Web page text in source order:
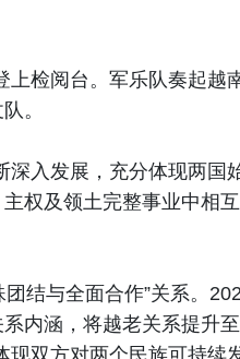
上检阅台。军乐队奏起越
。
深入发展，充分体现两国
权及领土完整事业中相
结与全面合作”关系。
内涵，将越老关系提升
现双方对两个民族可持续